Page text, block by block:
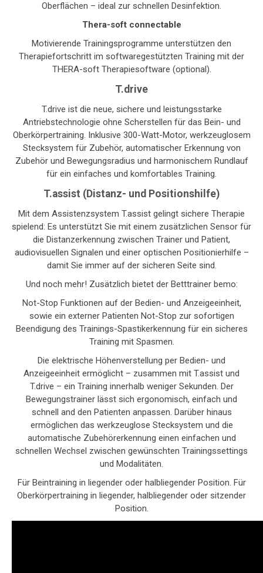
Oberflächen – ideal zur schnellen Desinfektion.
Thera-soft connectable
Motivierende Trainingsprogramme unterstützen den
Therapiefortschritt im softwaregestützten Training mit der
THERA-soft Therapiesoftware (optional).
T.drive
T.drive ist die neue, sichere und leistungsstarke
Antriebstechnologie ohne Scherstellen für das Bein- und
Oberkörpertraining. Inklusive 300-Watt-Motor, werkzeuglosem
Stecksystem für Zubehör, automatischer Erkennung von
Zubehör und Bewegungsradius und harmonischem Rundlauf
für ein einfaches und komfortables Training.
T.assist (Distanz- und Positionshilfe)
Mit dem Assistenzsystem T.assist gelingt sichere Therapie
spielend: Es unterstützt Sie mit einem zusätzlichen Sensor für
die Distanzerkennung zwischen Trainer und Patient,
audiovisuellen Signalen und einer optischen Positionierhilfe –
damit Sie immer auf der sicheren Seite sind.
Und noch mehr! Zusätzlich bietet der Betttrainer bemo:
Not-Stop Funktionen auf der Bedien- und Anzeigeeinheit,
sowie ein externer Patienten Not-Stop zur sofortigen
Beendigung des Trainings-Spastikerkennung für ein sicheres
Training mit Spasmen.
Die elektrische Höhenverstellung per Bedien- und
Anzeigeeinheit ermöglicht – zusammen mit T.assist und
T.drive – ein Training innerhalb weniger Sekunden. Der
Bewegungstrainer lässt sich ergonomisch, einfach und
schnell and den Patienten anpassen. Darüber hinaus
ermöglichen das werkzeuglose Stecksystem und die
automatische Zubehörerkennung einen einfachen und
schnellen Wechsel zwischen gewünschten Trainingssettings
und Modalitäten.
Für Beintraining in liegender oder halbliegender Position. Für
Oberkörpertraining in liegender, halbliegender oder sitzender
Position.